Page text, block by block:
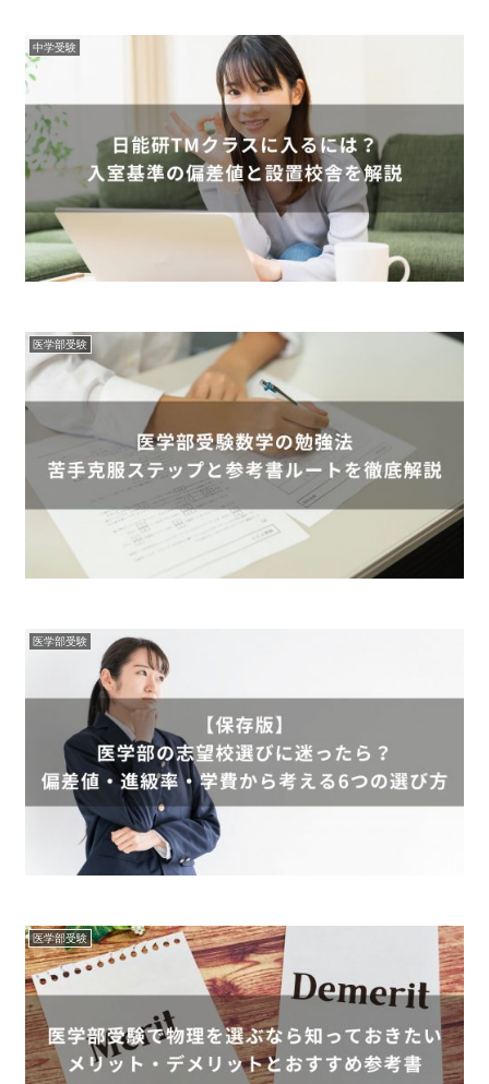
中学受験
医学部受験
医学部受験
医学部受験